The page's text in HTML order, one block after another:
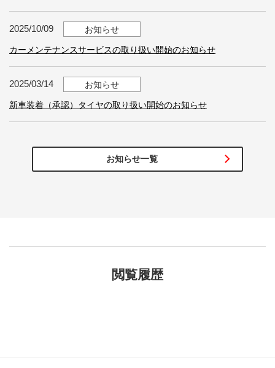
2025/10/09 お知らせ
カーメンテナンスサービスの取り扱い開始のお知らせ
2025/03/14 お知らせ
新車装着（承認）タイヤの取り扱い開始のお知らせ
お知らせ一覧
閲覧履歴